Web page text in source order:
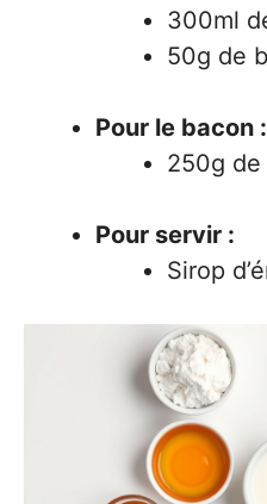
300ml
50g de
Pour le bacon :
250g de
Pour servir :
Sirop